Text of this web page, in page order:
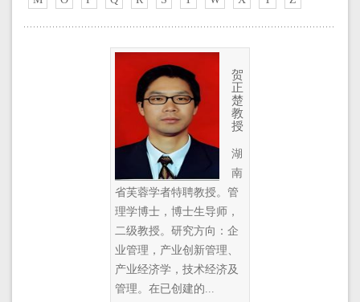
贺
正
楚
教
授
湖
南
省芙蓉学者特聘教授。管
理学博士，博士生导师，
二级教授。研究方向：企
业管理，产业创新管理、
产业经济学，技术经济及
管理。在已创建的...